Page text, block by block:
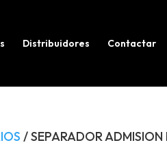
Distribuidores Contactar
productos
/ SEPARADOR